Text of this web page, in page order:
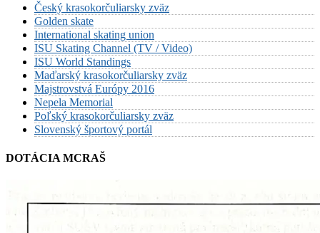
Český krasokorčuliarsky zväz
Golden skate
International skating union
ISU Skating Channel (TV / Video)
ISU World Standings
Maďarský krasokorčuliarsky zväz
Majstrovstvá Európy 2016
Nepela Memorial
Poľský krasokorčuliarsky zväz
Slovenský športový portál
DOTÁCIA MCRAŠ